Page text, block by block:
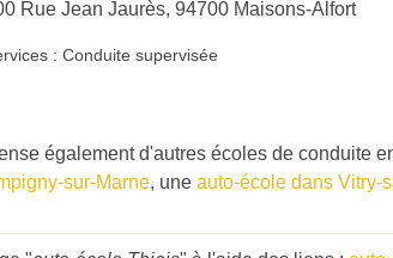
Rue Jean Jaurès, 94700 Maisons-Alfort
: Conduite supervisée
également d'autres écoles de conduite
sur-Marne, une auto-école dans Vitry-